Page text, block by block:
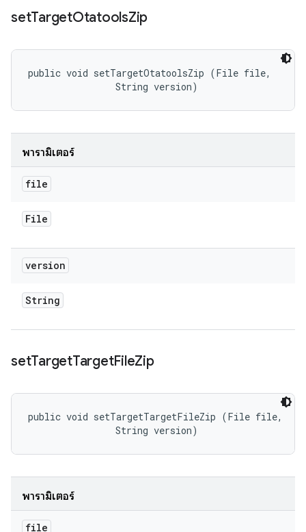
setTargetOtatoolsZip
public void setTargetOtatoolsZip (File file,
                String version)
พารามิเตอร์
file
File
version
String
setTargetTargetFileZip
public void setTargetTargetFileZip (File file,
                String version)
พารามิเตอร์
file